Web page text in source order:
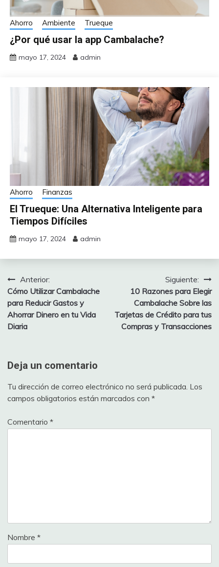
Ahorro Ambiente Trueque
¿Por qué usar la app Cambalache?
mayo 17, 2024 admin
Ahorro Finanzas
El Trueque: Una Alternativa Inteligente para
Tiempos Difíciles
mayo 17, 2024 admin
Navegación
de
entradas
Anterior:
Cómo Utilizar Cambalache
para Reducir Gastos y
Ahorrar Dinero en tu Vida
Diaria
Siguiente:
10 Razones para Elegir
Cambalache Sobre las
Tarjetas de Crédito para tus
Compras y Transacciones
Deja un comentario
Tu dirección de correo electrónico no será publicada. Los
campos obligatorios están marcados con *
Comentario *
Nombre *